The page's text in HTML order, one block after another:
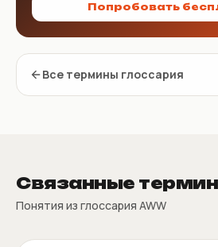
Попробовать
Все термины глоссария
Связанные
Понятия из глоссария AWW